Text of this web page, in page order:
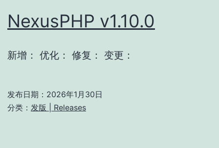
NexusPHP v1.10.0
新增： 优化： 修复： 变更：
发布日期： 2026年1月30日
分类： 发版 | Releases